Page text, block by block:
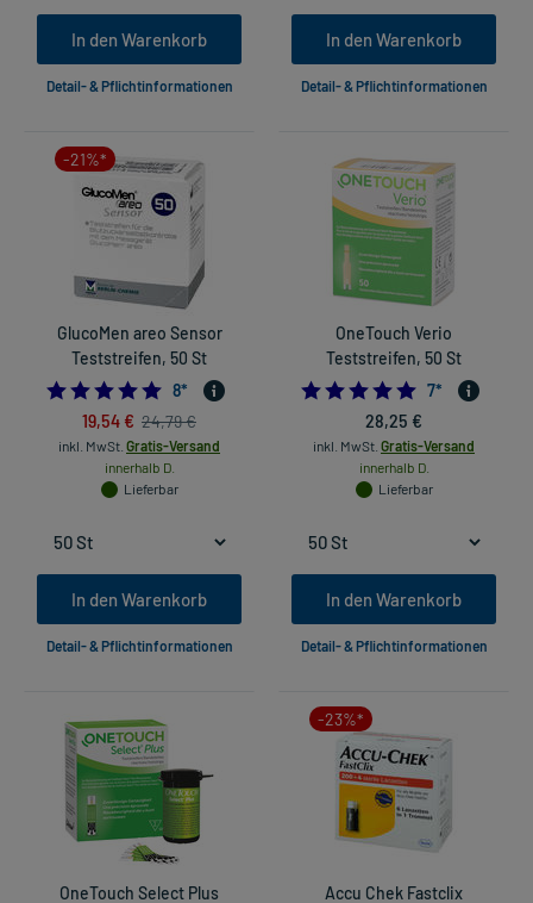
In den Warenkorb
Detail- & Pflichtinformationen
In den Warenkorb
Detail- & Pflichtinformationen
-21%*
GlucoMen areo Sensor
Teststreifen, 50 St
4.75
8*
19,54 € 24,79 €
inkl. MwSt. Gratis-Versand
innerhalb D.
Lieferbar
In den Warenkorb
Detail- & Pflichtinformationen
OneTouch Verio
Teststreifen, 50 St
7*
28,25 €
inkl. MwSt. Gratis-Versand
innerhalb D.
Lieferbar
In den Warenkorb
Detail- & Pflichtinformationen
OneTouch Select Plus
-23%*
Accu Chek Fastclix